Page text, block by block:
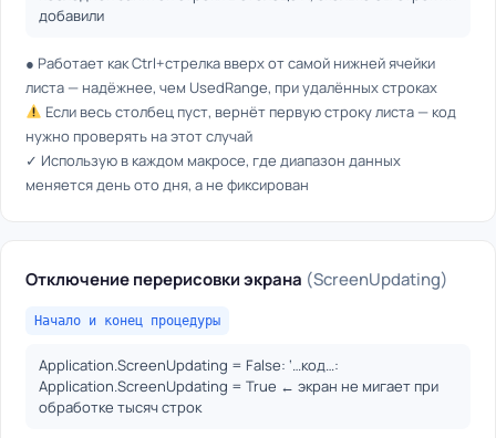
добавили
● Работает как Ctrl+стрелка вверх от самой нижней ячейки
листа — надёжнее, чем UsedRange, при удалённых строках
Если весь столбец пуст, вернёт первую строку листа — код
нужно проверять на этот случай
✓ Использую в каждом макросе, где диапазон данных
меняется день ото дня, а не фиксирован
Отключение перерисовки экрана (ScreenUpdating)
Начало и конец процедуры
Application.ScreenUpdating = False: ‘…код…:
Application.ScreenUpdating = True ← экран не мигает при
обработке тысяч строк